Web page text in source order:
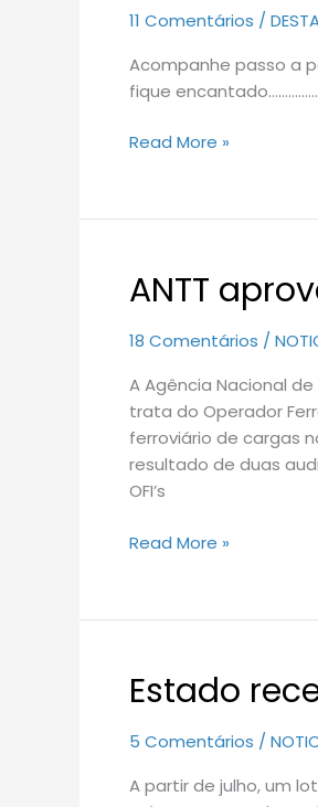
11 Comentários /
Acompanhe passo a
fique
Ferrovia
Read More »
ANTT
18 Comentários /
A Agência Nacional
trata do Operador
ferroviário de cargas
resultado de duas
OFI’s
ANTT
aprova
regulamento
OFI
Read More »
Estado
5 Comentários /
A partir de julho, um
Estado
receberá
lote
quatro